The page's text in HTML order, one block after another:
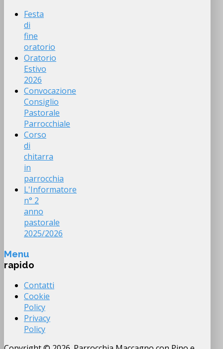
Festa
di
fine
oratorio
Oratorio
Estivo
2026
Convocazione
Consiglio
Pastorale
Parrocchiale
Corso
di
chitarra
in
parrocchia
L'Informatore
n° 2
anno
pastorale
2025/2026
Menu
rapido
Contatti
Cookie
Policy
Privacy
Policy